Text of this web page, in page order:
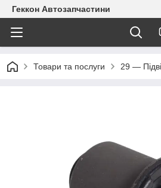
Геккон Автозапчастини
Товари та послуги 29 —